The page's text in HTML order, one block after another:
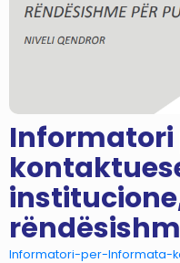
Informatori-per-Informata-